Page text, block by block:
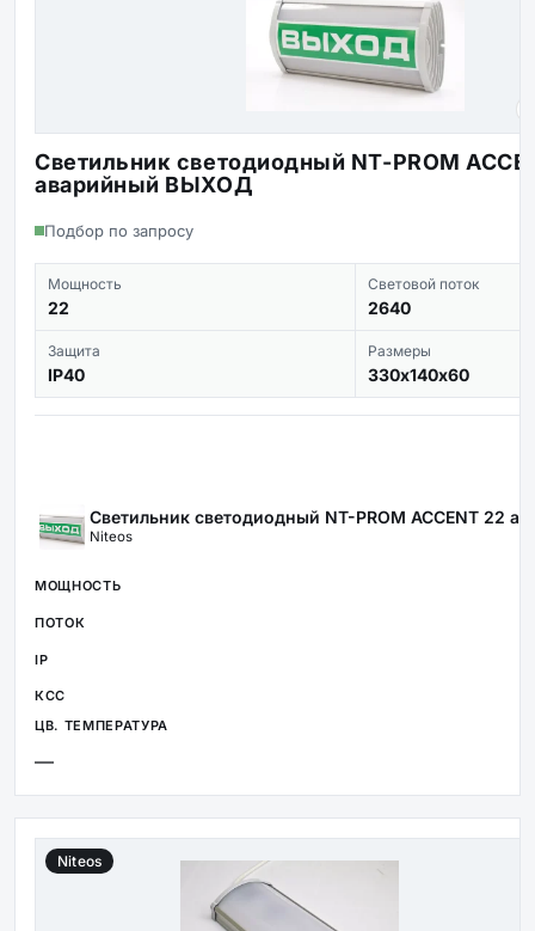
Светильник светодиодный NT-PROM
аварийный ВЫХОД
Подбор по запросу
Мощность
22
Световой поток
2640
Защита
IP40
Размеры
330х140х60
Светильник светодиодный NT-PROM ACCENT 22
Niteos
—
Niteos